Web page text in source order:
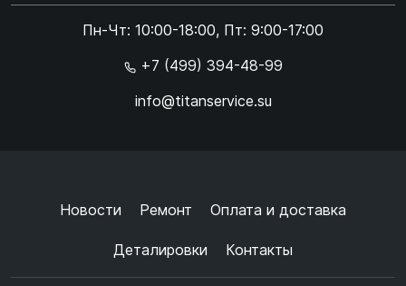
Пн-Чт: 10:00-18:00, Пт: 9:00-17:00
+7 (499) 394-48-99
info@titanservice.su
Новости Ремонт Оплата и доставка
Деталировки Контакты
Online чат